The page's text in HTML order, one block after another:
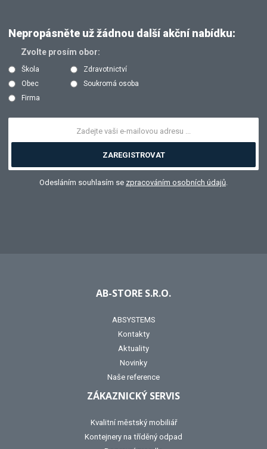
Nepropásněte už žádnou další akční nabídku:
Zvolte prosím obor:
Škola
Zdravotnictví
Obec
Soukromá osoba
Firma
ZAREGISTROVAT
Odesláním souhlasím se zpracováním osobních údajů
AB-STORE S.R.O.
ABSYSTEMS
Kontakty
Aktuality
Novinky
Naše reference
ZÁKAZNICKÝ SERVIS
Kvalitní městský mobiliář
Kontejnery na tříděný odpad